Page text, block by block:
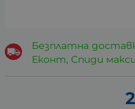
Безплатна
Еконт, Спиди